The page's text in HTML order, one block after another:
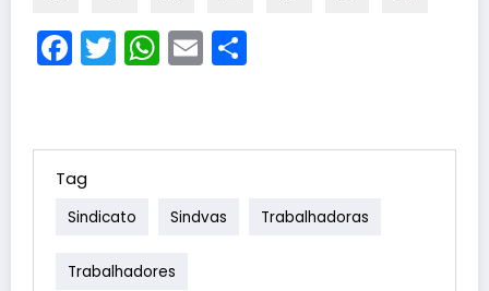
Facebook
Twitter
WhatsApp
Email
Tag
Sindicato Sindvas Trabalhadoras
Trabalhadores